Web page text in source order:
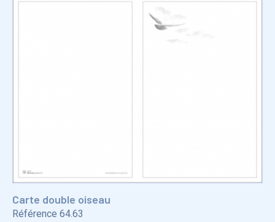
Carte double oiseau
Référence 64.63